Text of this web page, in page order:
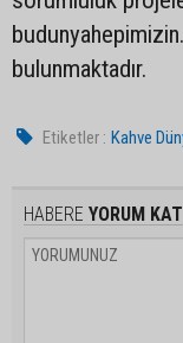
bulunmaktadır.
Etiketler : Kahve
HABERE YORUM KAT